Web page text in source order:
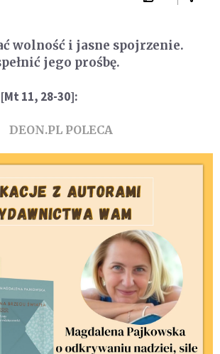
wolność i jasne spojrzenie.
jego prośbę.
11, 28-30]:
DEON.PL POLECA